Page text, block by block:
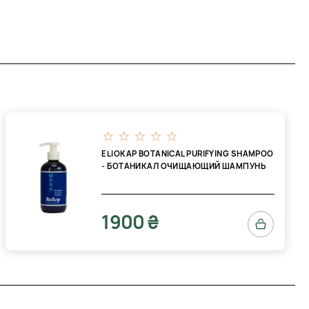
ELIOKAP BOTANICAL PURIFYING SHAMPOO
- БОТАНИКАЛ ОЧИЩАЮЩИЙ ШАМПУНЬ
1900 ₴